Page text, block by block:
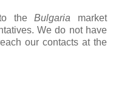
to theBulgaria market
We do not have
our contacts at the